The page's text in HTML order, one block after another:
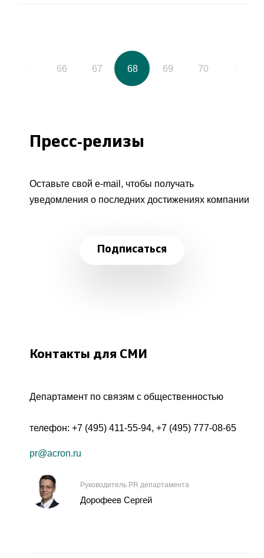
66 67 68 69 70
Пресс-релизы
Оставьте свой e-mail, чтобы получать
уведомления о последних достижениях компании
Подписаться
Контакты для СМИ
Департамент по связям с общественностью
телефон: +7 (495) 411-55-94, +7 (495) 777-08-65
pr@acron.ru
Руководитель PR департамента
Дорофеев Сергей